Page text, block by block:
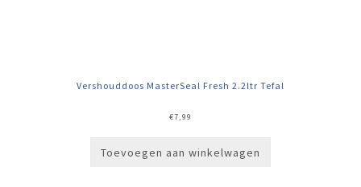
Vershouddoos MasterSeal Fresh 2.2ltr Tefal
€7,99
Toevoegen aan winkelwagen